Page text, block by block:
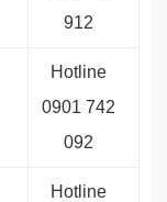
912
Hotline
0901 742
092
Hotline